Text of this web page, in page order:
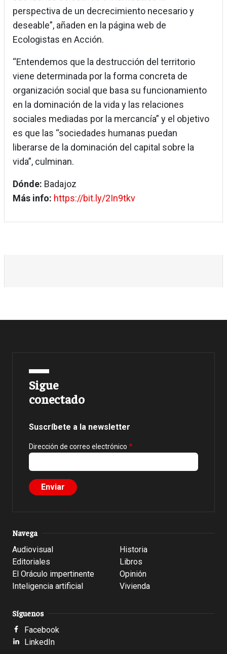
perspectiva de un decrecimiento necesario y
deseable”, añaden en la página web de
Ecologistas en Acción.
“Entendemos que la destrucción del territorio
viene determinada por la forma concreta de
organización social que basa su funcionamiento
en la dominación de la vida y las relaciones
sociales mediadas por la mercancía” y el objetivo
es que las “sociedades humanas puedan
liberarse de la dominación del capital sobre la
vida”, culminan.
Dónde: Badajoz
Más info: https://bit.ly/2In9tkv
Sigue
conectado
Suscríbete a la newsletter
Dirección de correo electrónico
Navega
Audiovisual
Editoriales
El Oráculo impertinente
Inteligencia artificial
Historia
Libros
Opinión
Vivienda
Síguenos
Facebook
LinkedIn